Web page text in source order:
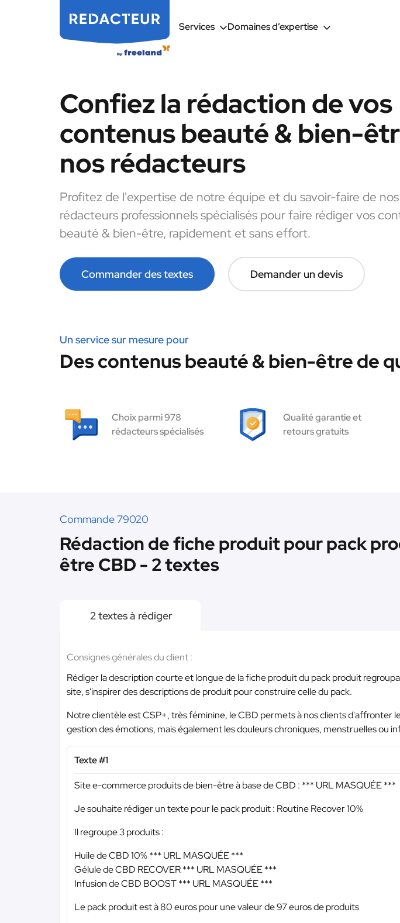
Services Domaines d’expertise
Confiez la rédaction de vos
contenus beauté & bien-
nos rédacteurs
Profitez de l'expertise de notre équipe et du savoir-faire de nos
rédacteurs professionnels spécialisés pour faire rédiger vos
beauté & bien-être, rapidement et sans effort.
Commander des textes Demander un devis
Un service sur mesure pour
Des contenus beauté & bien-être de
Choix parmi 978
rédacteurs spécialisés
Qualité garantie et
retours gratuits
Commande 79020
Rédaction de fiche produit pour pack
être CBD - 2 textes
2 textes à rédiger
Consignes générales du client :
Rédiger la description courte et longue de la fiche produit du pack produit
site, s'inspirer des descriptions de produit pour construire celle du pack.
Notre clientèle est CSP+, très féminine, le CBD permets à nos clients d'affronter
gestion des émotions, mais également les douleurs chroniques, menstruelles ou
Texte #1
Site e-commerce produits de bien-être à base de CBD : *** URL MASQUÉE ***
Je souhaite rédiger un texte pour le pack produit : Routine Recover 10%
Il regroupe 3 produits :
Huile de CBD 10%*** URL MASQUÉE ***
Gélule de CBD RECOVER*** URL MASQUÉE ***
Infusion de CBD BOOST*** URL MASQUÉE ***
Le pack produit est à 80 euros pour une valeur de 97 euros de produits